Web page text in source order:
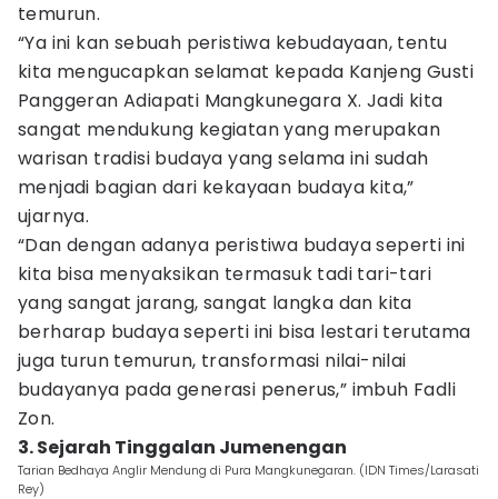
temurun.
“Ya ini kan sebuah peristiwa kebudayaan, tentu
kita mengucapkan selamat kepada Kanjeng Gusti
Panggeran Adiapati Mangkunegara X. Jadi kita
sangat mendukung kegiatan yang merupakan
warisan tradisi budaya yang selama ini sudah
menjadi bagian dari kekayaan budaya kita,”
ujarnya.
“Dan dengan adanya peristiwa budaya seperti ini
kita bisa menyaksikan termasuk tadi tari-tari
yang sangat jarang, sangat langka dan kita
berharap budaya seperti ini bisa lestari terutama
juga turun temurun, transformasi nilai-nilai
budayanya pada generasi penerus,” imbuh Fadli
Zon.
3. Sejarah Tinggalan Jumenengan
Tarian Bedhaya Anglir Mendung di Pura Mangkunegaran. (IDN Times/Larasati
Rey)